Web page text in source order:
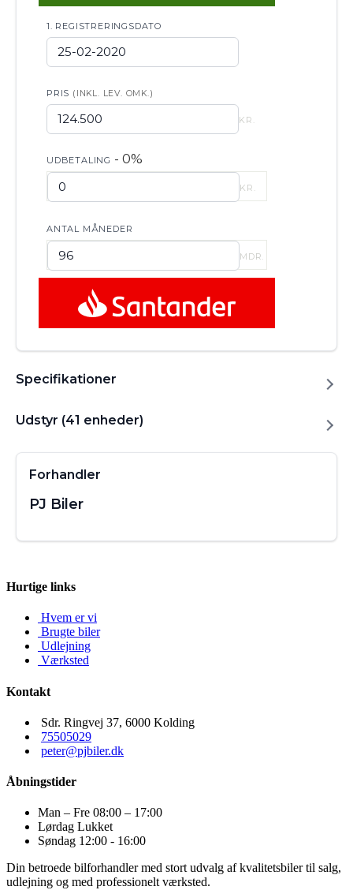
1. REGISTRERINGSDATO
PRIS (INKL. LEV. OMK.)
KR.
UDBETALING - 0%
KR.
ANTAL MÅNEDER
MDR.
Specifikationer
Udstyr (41 enheder)
Forhandler
PJ Biler
Hurtige links
Hvem er vi
Brugte biler
Udlejning
Værksted
Kontakt
Sdr. Ringvej 37, 6000 Kolding​
75505029
peter@pjbiler.dk
Åbningstider
Man – Fre 08:00 – 17:00
Lørdag Lukket
Søndag 12:00 - 16:00
Din betroede bilforhandler med stort udvalg af kvalitetsbiler til salg,
udlejning og med professionelt værksted.